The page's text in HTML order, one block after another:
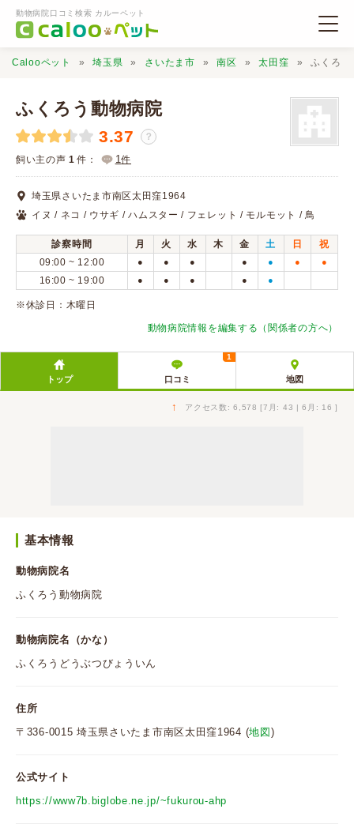
動物病院口コミ検索 カルーペット
動物病院検索
口コミ検索
Calooペットとは？
口コミ投稿
Calooペット 埼玉県 さいたま市 南区 太田窪 ふくろう
ふくろう動物病院
3.37 ？
飼い主の声 1 件： 1件
埼玉県さいたま市南区太田窪1964
イヌ / ネコ / ウサギ / ハムスター / フェレット / モルモット / 鳥
診察時間 月 火 水 木 金 土 日
祝
09:00 ~ 12:00
● ● ● ● ● ● ●
16:00 ~ 19:00 ● ● ● ● ●
※休診日：木曜日
動物病院情報を編集する（関係者の方へ）
トップ 口コミ
1
地図
↑ アクセス数: 6,578 [7月: 43 | 6月: 16 ]
基本情報
動物病院名
ふくろう動物病院
動物病院名（かな）
ふくろうどうぶつびょういん
住所
〒336-0015 埼玉県さいたま市南区太田窪1964 (地図 )
公式サイト
https://www7b.biglobe.ne.jp/~fukurou-ahp